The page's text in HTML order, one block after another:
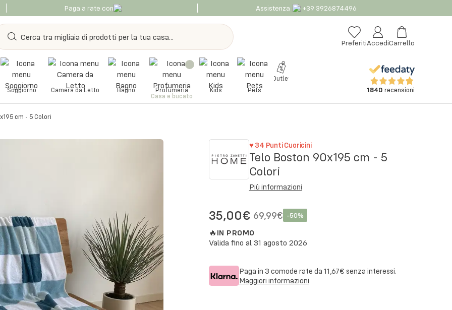
Paga a rate con Assistenza +39 3926874496
PreferitiAccediCarrello
Soggiorno Camera da Letto Bagno
Casa e bucato
Profumeria Kids Pets
Outlet
1840 recensioni
cm - 5 Colori
♥ 34 Punti Cuoricini
Telo Boston 90x195 cm - 5
Colori
Più informazioni
35,00€ 69,99€ -50%
🔥 IN PROMO
Valida fino al 31 agosto 2026
Paga in 3 comode rate da 11,67€ senza interessi.
Maggiori informazioni